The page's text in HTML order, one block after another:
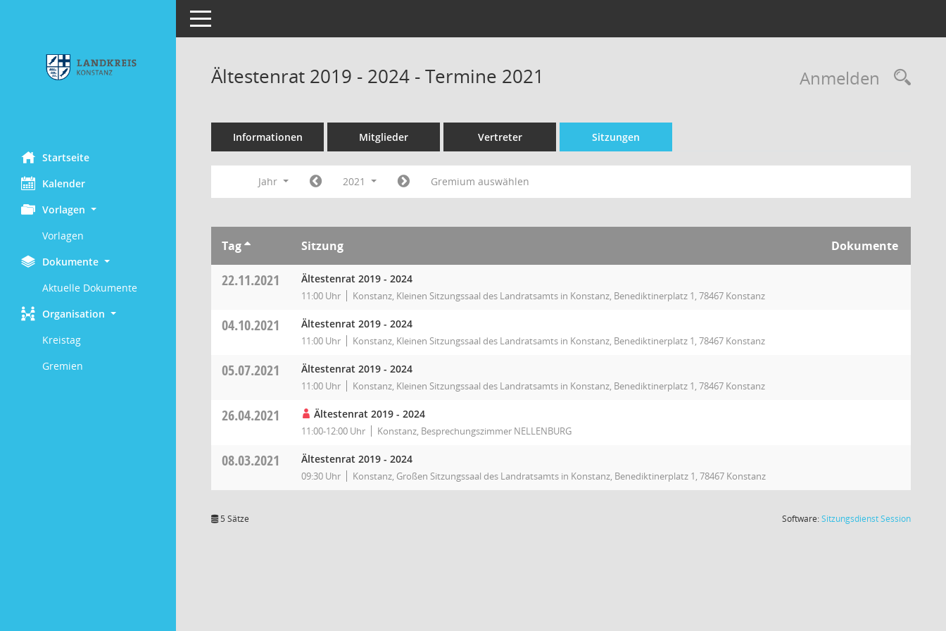
Startseite
Kalender
Vorlagen
Vorlagen
Dokumente
Aktuelle Dokumente
Organisation
Kreistag
Gremien
Toggle navigation
Anmelden
Ältestenrat 2019 - 2024 - Termine 2021
Informationen Mitglieder Vertreter Sitzungen
Jahr 2021 Gremium auswählen
Tag Sitzung Dokumente
22.11.2021 Ältestenrat 2019 - 2024
11:00 Uhr Konstanz, Kleinen Sitzungssaal des Landratsamts in Konstanz, Benediktinerplatz 1, 78467 Konstanz
04.10.2021 Ältestenrat 2019 - 2024
11:00 Uhr Konstanz, Kleinen Sitzungssaal des Landratsamts in Konstanz, Benediktinerplatz 1, 78467 Konstanz
05.07.2021 Ältestenrat 2019 - 2024
11:00 Uhr Konstanz, Kleinen Sitzungssaal des Landratsamts in Konstanz, Benediktinerplatz 1, 78467 Konstanz
26.04.2021 Ältestenrat 2019 - 2024
11:00-12:00 Uhr Konstanz, Besprechungszimmer NELLENBURG
08.03.2021 Ältestenrat 2019 - 2024
09:30 Uhr Konstanz, Großen Sitzungssaal des Landratsamts in Konstanz, Benediktinerplatz 1, 78467 Konstanz
5 Sätze Software:SitzungsdienstSession(Wird in